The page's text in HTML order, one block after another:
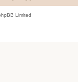
Limited